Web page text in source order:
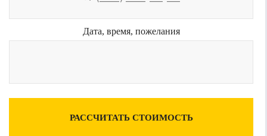
Дата, время, пожелания
РАССЧИТАТЬ СТОИМОСТЬ